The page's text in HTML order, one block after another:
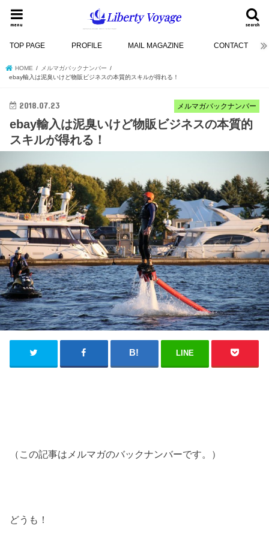
search
menu
TOP PAGE PROFILE MAIL MAGAZINE CONTACT
HOME
メルマガバックナンバー
ebay輸入は泥臭いけど物販ビジネスの本質的スキルが得れる！
メルマガバックナンバー
2018.07.23
ebay輸入は泥臭いけど物販ビジネスの本質的
スキルが得れる！
LINE
（この記事はメルマガのバックナンバーです。）
どうも！